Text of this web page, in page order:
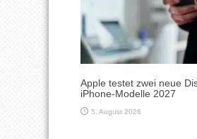
Apple testet zwei neue
iPhone-Modelle 2027
5. August 2026